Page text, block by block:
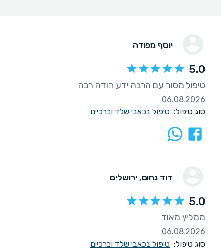
יוסף מפודה
5.0
טיפול מסור עם הרבה ידע תודה רבה
06.08.2026
סוג טיפול: טיפול בכאבי שלד וברכיים
דוד נחום, ירושלים
5.0
ממליץ מאוד
06.08.2026
סוג טיפול: טיפול בכאבי שלד וברכיים